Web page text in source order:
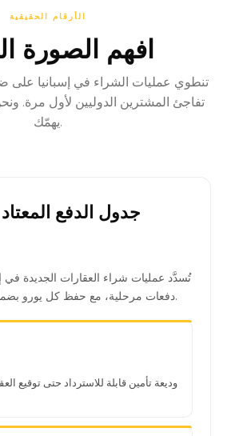
الأرقام الحقيقية
افهم الصورة
تنطوي عمليات الشراء في إسبانيا على
تفاجئ المشترين الدوليين لأول مرة.
يهمّك.
جدول الدفع
تُسدَّد عمليات شراء العقارات الجديدة في
دفعات مرحلية، مع حفظ كل يورو بضمان بنكي حتى التسليم.
وديعة تأمين قابلة للاسترداد حتى توقيع